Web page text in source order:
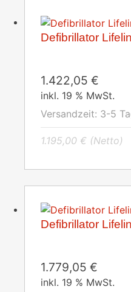
Defibrillator
1.422,05 €
inkl. 19 % MwSt.
Versandzeit: 3-5
1.195,00 € (Netto)
Defibrillator
1.779,05 €
inkl. 19 % MwSt.